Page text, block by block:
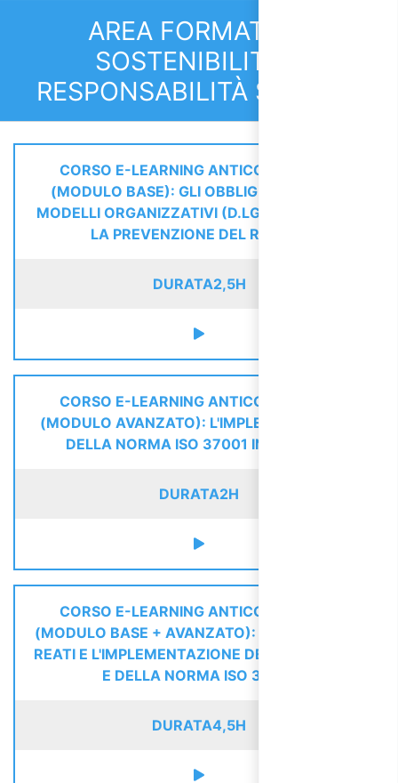
AREA FORMATIVA:
SOSTENIBILITÀ E
RESPONSABILITÀ SOCIALE
CORSO E-LEARNING ANTICORRUZIONE
(MODULO BASE): GLI OBBLIGHI, I REATI E I
MODELLI ORGANIZZATIVI (D.LGS. 231/01) PER
LA PREVENZIONE DEL RISCHIO
DURATA2,5H
CORSO E-LEARNING ANTICORRUZIONE
(MODULO AVANZATO): L'IMPLEMENTAZIONE
DELLA NORMA ISO 37001 IN AZIENDA
DURATA2H
CORSO E-LEARNING ANTICORRUZIONE
(MODULO BASE + AVANZATO): GLI OBBLIGHI, I
REATI E L'IMPLEMENTAZIONE DEI MODELLI 231
E DELLA NORMA ISO 37001
DURATA4,5H